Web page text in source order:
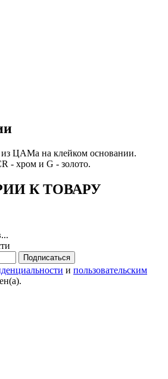
ЦАМа на клейком основании.
- хром и G - золото.
К ТОВАРУ
Подписаться
и пользовательским